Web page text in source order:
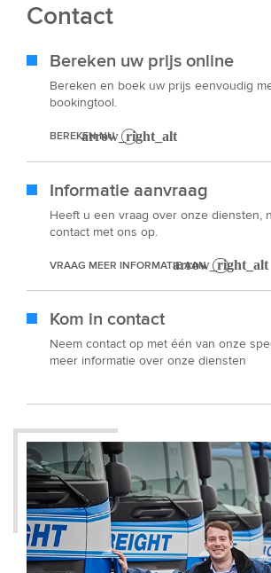
Contact
Bereken uw prijs online
Bereken en boek uw prijs eenvoudig
bookingtool.
BEREKEN NU
Informatie aanvraag
Heeft u een vraag over onze diensten,
contact met ons op.
VRAAG MEER INFORMATIE AAN
Kom in contact
Neem contact op met één van onze
meer informatie over onze diensten